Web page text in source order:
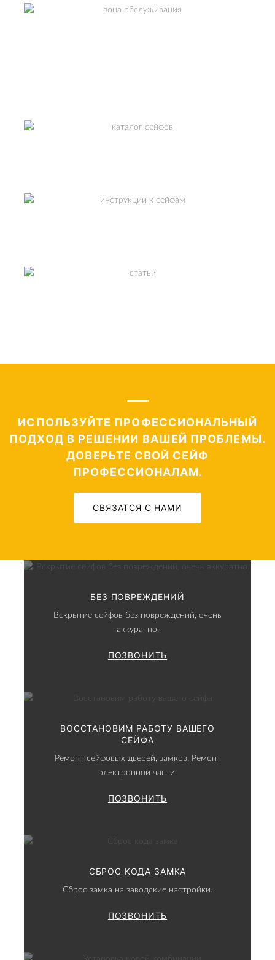
ИСПОЛЬЗУЙТЕ ПРОФЕССИОНАЛЬНЫЙ
ПОДХОД В РЕШЕНИИ ВАШЕЙ ПРОБЛЕМЫ.
ДОВЕРЬТЕ СВОЙ СЕЙФ
ПРОФЕССИОНАЛАМ.
СВЯЗАТСЯ С НАМИ
БЕЗ ПОВРЕЖДЕНИЙ
Вскрытие сейфов без повреждений, очень
аккуратно.
ПОЗВОНИТЬ
ВОССТАНОВИМ РАБОТУ ВАШЕГО
СЕЙФА
Ремонт сейфовых дверей, замков. Ремонт
электронной части.
ПОЗВОНИТЬ
СБРОС КОДА ЗАМКА
Сброс замка на заводские настройки.
ПОЗВОНИТЬ